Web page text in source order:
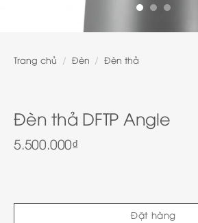
Trang chủ / Đèn / Đèn thả
Đèn thả DFTP Angle
5.500.000₫
Đặt hàng